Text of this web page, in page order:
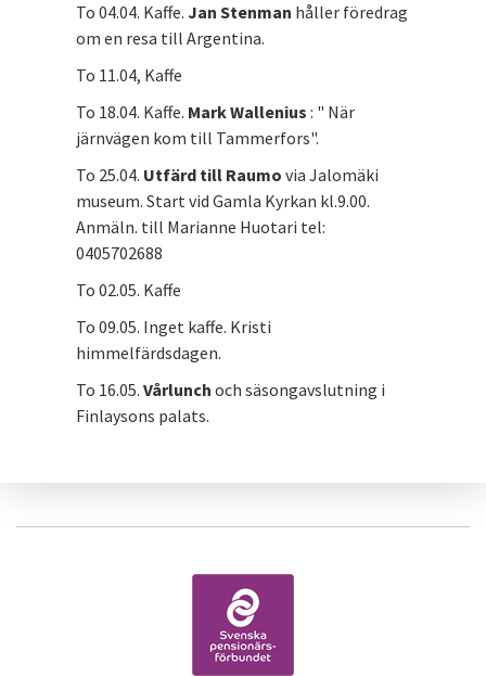
To 04.04. Kaffe. Jan Stenman håller föredrag
om en resa till Argentina.
To 11.04, Kaffe
To 18.04. Kaffe. Mark Wallenius : " När
järnvägen kom till Tammerfors".
To 25.04. Utfärd till Raumo via Jalomäki
museum. Start vid Gamla Kyrkan kl.9.00.
Anmäln. till Marianne Huotari tel:
0405702688
To 02.05. Kaffe
To 09.05. Inget kaffe. Kristi
himmelfärdsdagen.
To 16.05. Vårlunch och säsongavslutning i
Finlaysons palats.